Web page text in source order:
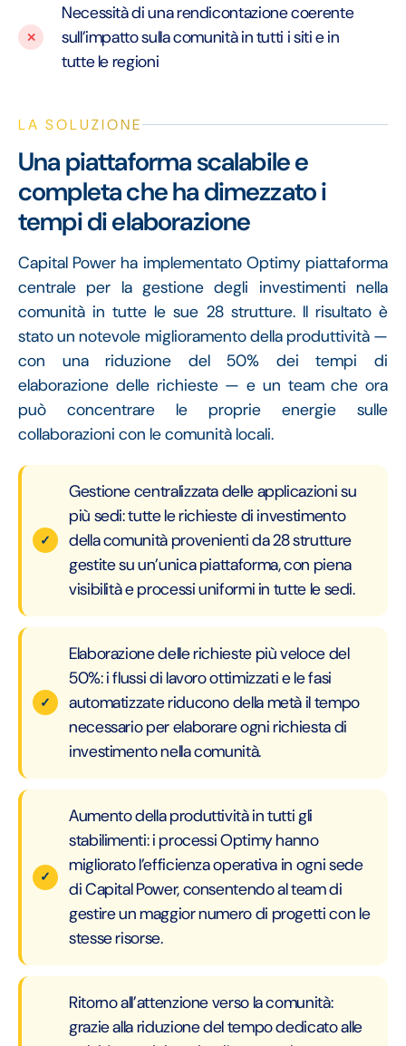
Necessità di una rendicontazione coerente
sull’impatto sulla comunità in tutti i siti e in
tutte le regioni
LA SOLUZIONE
Una piattaforma scalabile e
completa che ha dimezzato i
tempi di elaborazione
Capital Power ha implementato Optimy piattaforma
centrale per la gestione degli investimenti nella
comunità in tutte le sue 28 strutture. Il risultato è
stato un notevole miglioramento della produttività —
con una riduzione del 50% dei tempi di
elaborazione delle richieste — e un team che ora
può concentrare le proprie energie sulle
collaborazioni con le comunità locali.
Gestione centralizzata delle applicazioni su
più sedi: tutte le richieste di investimento
della comunità provenienti da 28 strutture
gestite su un’unica piattaforma, con piena
visibilità e processi uniformi in tutte le sedi.
Elaborazione delle richieste più veloce del
50%: i flussi di lavoro ottimizzati e le fasi
automatizzate riducono della metà il tempo
necessario per elaborare ogni richiesta di
investimento nella comunità.
Aumento della produttività in tutti gli
stabilimenti: i processi Optimy hanno
migliorato l’efficienza operativa in ogni sede
di Capital Power, consentendo al team di
gestire un maggior numero di progetti con le
stesse risorse.
Ritorno all’attenzione verso la comunità:
grazie alla riduzione del tempo dedicato alle